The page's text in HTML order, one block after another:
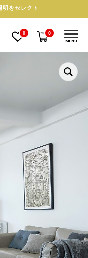
明をセレクト
0 0
MENU